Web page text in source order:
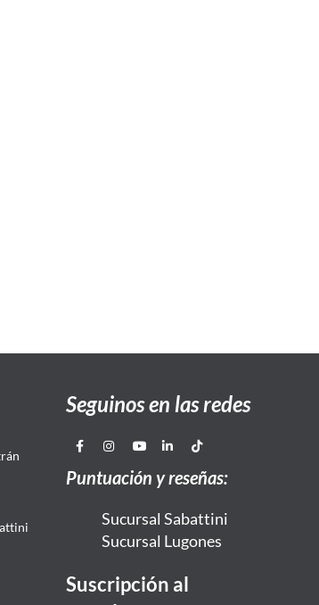
Seguinos en las redes
Puntuación y reseñas:
Sucursal Sabattini
Sucursal Lugones
Suscripción al